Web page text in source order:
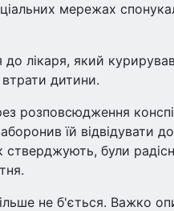
мережах
лікаря, який
дитини.
розповсюдження
їй відвідувати
були
не б'ється. Важко